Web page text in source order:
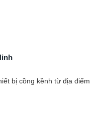
bị cồng kềnh từ địa điểm